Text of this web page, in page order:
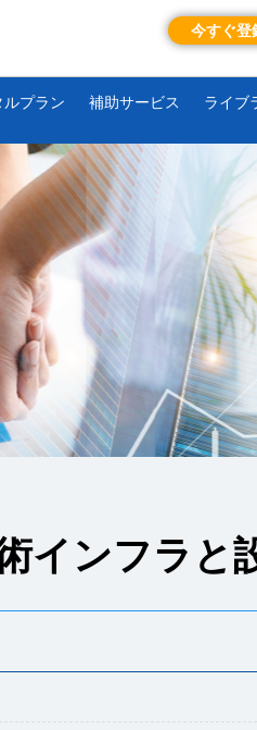
今すぐ登
ルプラン 補助サービス ライブ
インフラと